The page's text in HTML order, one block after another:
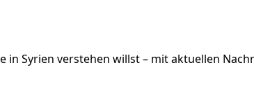
in Syrien verstehen willst – mit aktuellen